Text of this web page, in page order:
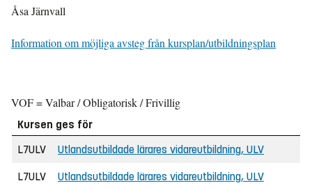
Åsa Järnvall
Information om möjliga avsteg från kursplan/utbildningsplan
VOF = Valbar / Obligatorisk / Frivillig
Kursen ges för
L7ULV
Utlandsutbildade lärares vidareutbildning, ULV
L7ULV Utlandsutbildade lärares vidareutbildning, ULV